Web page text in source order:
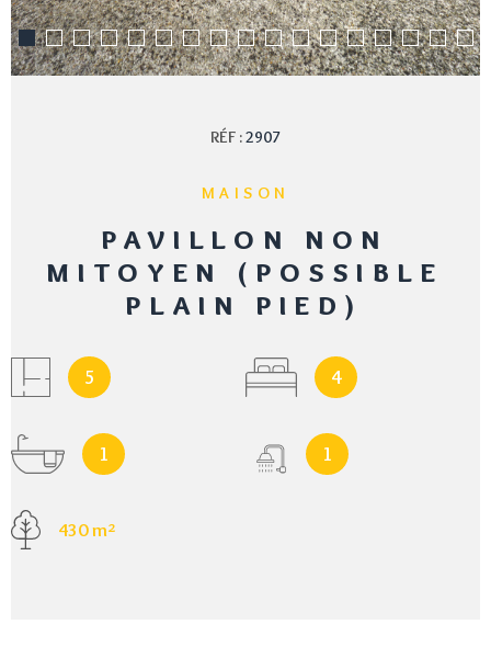
RÉF :2907
MAISON
PAVILLON NON
MITOYEN (POSSIBLE
PLAIN PIED)
5 4
1 1
430 m²